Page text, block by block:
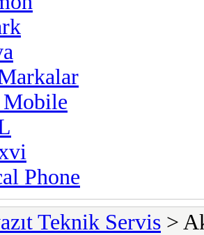
Phone
Teknik Servis >